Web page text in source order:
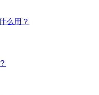
么用？